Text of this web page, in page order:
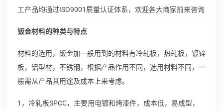
工产品均通过ISO9001质量认证体系，欢迎各大商家前来咨询
钣金材料的种类与特点
材料的选用，钣金加一般用到的材料有冷轧板，热轧板，镀锌
板，铝型材，不锈钢，根据产品作用不同，选用材料不同，一
般需从产品其用途及成本上来考虑。
1，冷轧板SPCC，主要用电镀和烤漆件，成本低，易成型，